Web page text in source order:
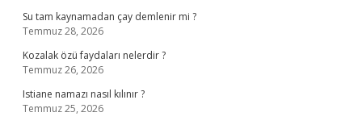
Su tam kaynamadan çay demlenir mi ?
Temmuz 28, 2026
Kozalak özü faydaları nelerdir ?
Temmuz 26, 2026
Istiane namazı nasıl kılınır ?
Temmuz 25, 2026